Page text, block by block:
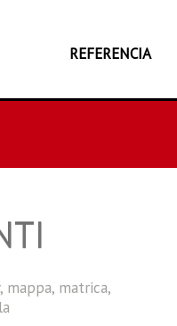
REFERENCIA
, mappa, matrica,